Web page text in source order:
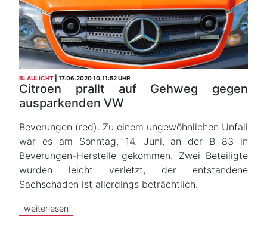
BLAULICHT 17.06.2020 10:11:52 UHR
Citroen prallt auf Gehweg gegen
ausparkenden VW
Beverungen (red). Zu einem ungewöhnlichen Unfall
war es am Sonntag, 14. Juni, an der B 83 in
Beverungen-Herstelle gekommen. Zwei Beteiligte
wurden leicht verletzt, der entstandene
Sachschaden ist allerdings beträchtlich.
weiterlesen